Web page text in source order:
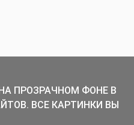
ПРОЗРАЧНОМ ФОНЕ В
ВСЕ КАРТИНКИ ВЫ